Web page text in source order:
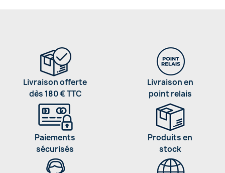
Livraison offerte
dès 180 € TTC
Livraison en
point relais
Paiements
sécurisés
Produits en
stock